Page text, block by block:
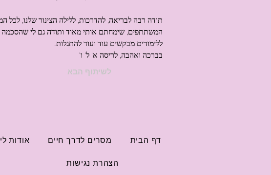
תודה רבה לבריאה, להדרכות, ללילה הצינור שלנו, לכל
המשתתפים, שימחתם אותי מאוד ותודה גם לי שהסכמה
ללימודים מבקשים עוד ועוד להתגלות.
בברכה ואהבה, לריסה א' ל' ו'
לשיתוף הבא
דף הבית מסרים לדרך חיים אודות
הצהרת נגישות